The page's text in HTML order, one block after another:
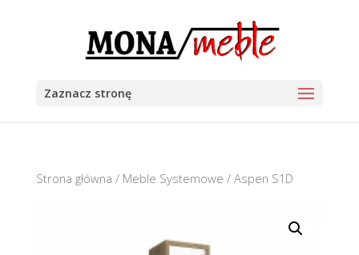
Zaznacz stronę
Strona główna / Meble Systemowe / Aspen S1D